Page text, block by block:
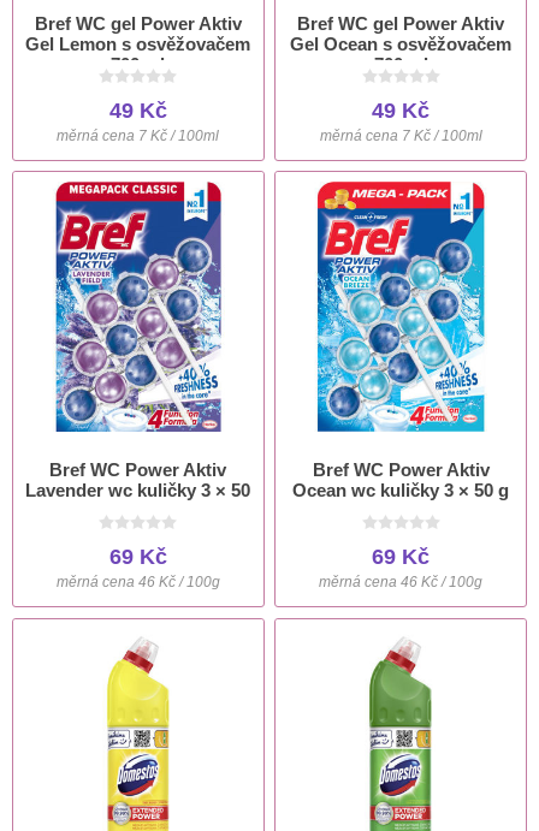
Bref WC gel Power Aktiv
Gel Lemon s osvěžovačem
700 ml
49 Kč
měrná cena 7 Kč / 100ml
Bref WC gel Power Aktiv
Gel Ocean s osvěžovačem
700 ml
49 Kč
měrná cena 7 Kč / 100ml
Bref WC Power Aktiv
Lavender wc kuličky 3 × 50
69 Kč
měrná cena 46 Kč / 100g
Bref WC Power Aktiv
Ocean wc kuličky 3 × 50 g
69 Kč
měrná cena 46 Kč / 100g